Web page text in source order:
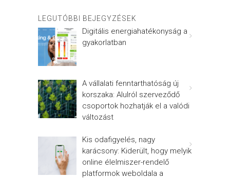
LEGUTÓBBI BEJEGYZÉSEK
Digitális energiahatékonyság a
gyakorlatban
A vállalati fenntarthatóság új
korszaka: Alulról szerveződő
csoportok hozhatják el a valódi
változást
Kis odafigyelés, nagy
karácsony: Kiderült, hogy melyik
online élelmiszer-rendelő
platformok weboldala a